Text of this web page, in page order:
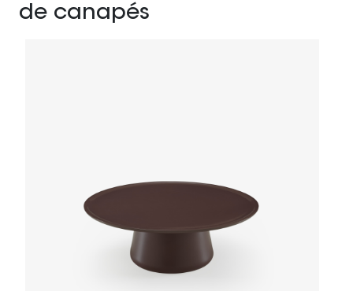
de canapés